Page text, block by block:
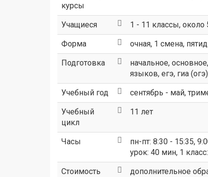
курсы
Учащиеся 1 - 11 классы, около
Форма очная, 1 смена,
Подготовка
начальное,
языков, егэ, гиа
Учебный год сентябрь - май,
Учебный
цикл
11 лет
Часы
пн-пт: 8:30 - 15:35,
урок: 40 мин, 1
Стоимость
дополнительное